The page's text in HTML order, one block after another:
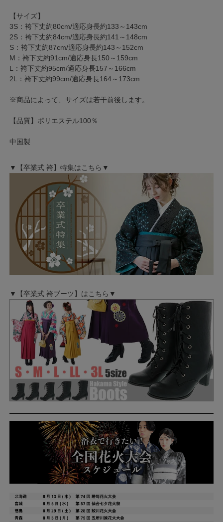
【サイズ】
3S：袴下丈約80cm/適応身長約133～143cm
2S：袴下丈約84cm/適応身長約141～148cm
S：袴下丈約87cm/適応身長約143～152cm
M：袴下丈約91cm/適応身長150～159cm
L：袴下丈約95cm/適応身長157～166cm
2L：袴下丈約99cm/適応身長164～173cm
※商品によって、サイズは若干前後します。
【品質】ポリエステル100％
中国製
▼【卒業式 袴】特集はこちら▼
▼【卒業式 袴ブーツ】はこちら▼